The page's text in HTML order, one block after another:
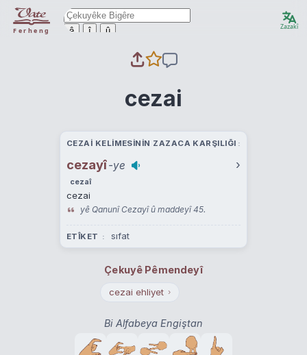
Ferheng ê î û Zazakî
cezai
CEZAI KELIMESININ ZAZACA KARŞILIĞI
cezayî-ye ›
cezaî
cezai
yê Qanunî Cezayî û maddeyî 45.
ETÎKET sıfat
Çekuyê Pêmendeyî
cezai ehliyet ›
Bi Alfabeya Engiştan